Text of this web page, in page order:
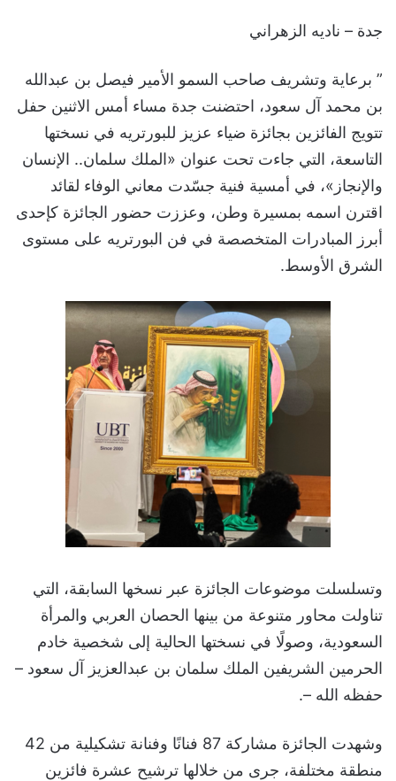
جدة – ناديه الزهراني
” برعاية وتشريف صاحب السمو الأمير فيصل بن عبدالله
بن محمد آل سعود، احتضنت جدة مساء أمس الاثنين حفل
تتويج الفائزين بجائزة ضياء عزيز للبورتريه في نسختها
التاسعة، التي جاءت تحت عنوان «الملك سلمان.. الإنسان
والإنجاز»، في أمسية فنية جسّدت معاني الوفاء لقائد
اقترن اسمه بمسيرة وطن، وعززت حضور الجائزة كإحدى
أبرز المبادرات المتخصصة في فن البورتريه على مستوى
الشرق الأوسط.
وتسلسلت موضوعات الجائزة عبر نسخها السابقة، التي
تناولت محاور متنوعة من بينها الحصان العربي والمرأة
السعودية، وصولًا في نسختها الحالية إلى شخصية خادم
الحرمين الشريفين الملك سلمان بن عبدالعزيز آل سعود –
حفظه الله –.
وشهدت الجائزة مشاركة 87 فنانًا وفنانة تشكيلية من 42
منطقة مختلفة، جرى من خلالها ترشيح عشرة فائزين